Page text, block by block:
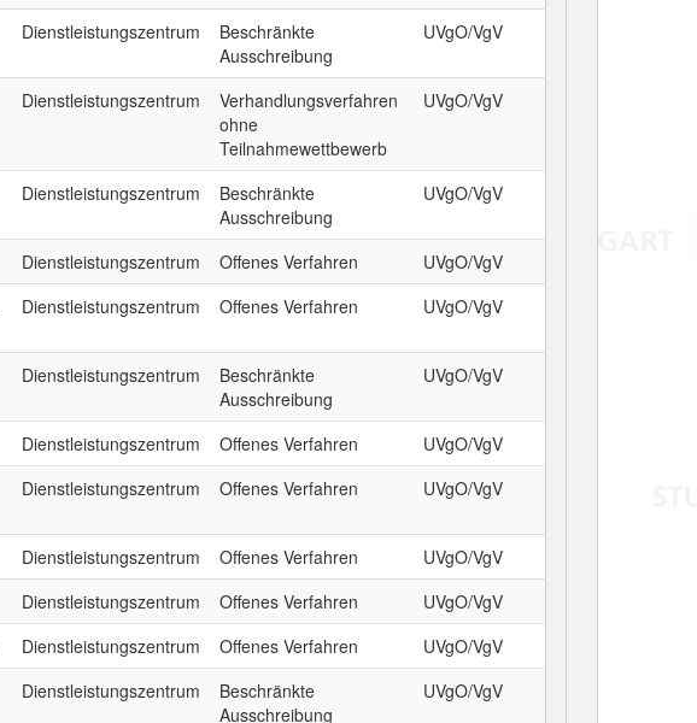
Dienstleistungszentrum
Beschränkte
Ausschreibung
UVgO/VgV
Dienstleistungszentrum
Verhandlungsverfahren
ohne
Teilnahmewettbewerb
UVgO/VgV
Dienstleistungszentrum
Beschränkte
Ausschreibung
UVgO/VgV
Dienstleistungszentrum Offenes Verfahren
UVgO/VgV
Dienstleistungszentrum Offenes Verfahren UVgO/VgV
Dienstleistungszentrum
Beschränkte
Ausschreibung
UVgO/VgV
Dienstleistungszentrum Offenes Verfahren
UVgO/VgV
Dienstleistungszentrum Offenes Verfahren UVgO/VgV
Dienstleistungszentrum Offenes Verfahren
UVgO/VgV
Dienstleistungszentrum Offenes Verfahren
UVgO/VgV
Dienstleistungszentrum Offenes Verfahren
UVgO/VgV
Dienstleistungszentrum
Beschränkte
Ausschreibung
UVgO/VgV